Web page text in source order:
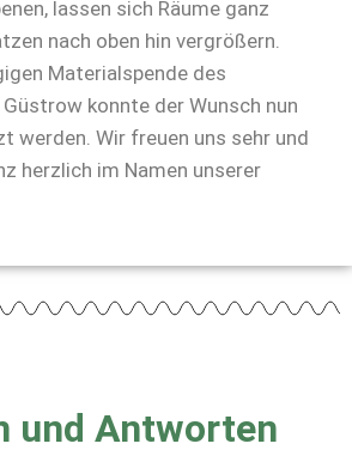
lassen sich Räume ganz
nach oben hin vergrößern.
Materialspende des
konnte der Wunsch nun
werden. Wir freuen uns sehr und
herzlich im Namen unserer
und Antworten